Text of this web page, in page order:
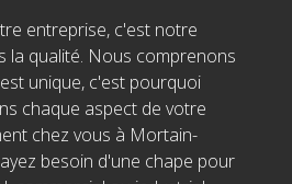
entreprise, c'est notre
la qualité. Nous comprenons
unique, c'est pourquoi
chaque aspect de votre
chez vous à Mortain-
besoin d'une chape pour